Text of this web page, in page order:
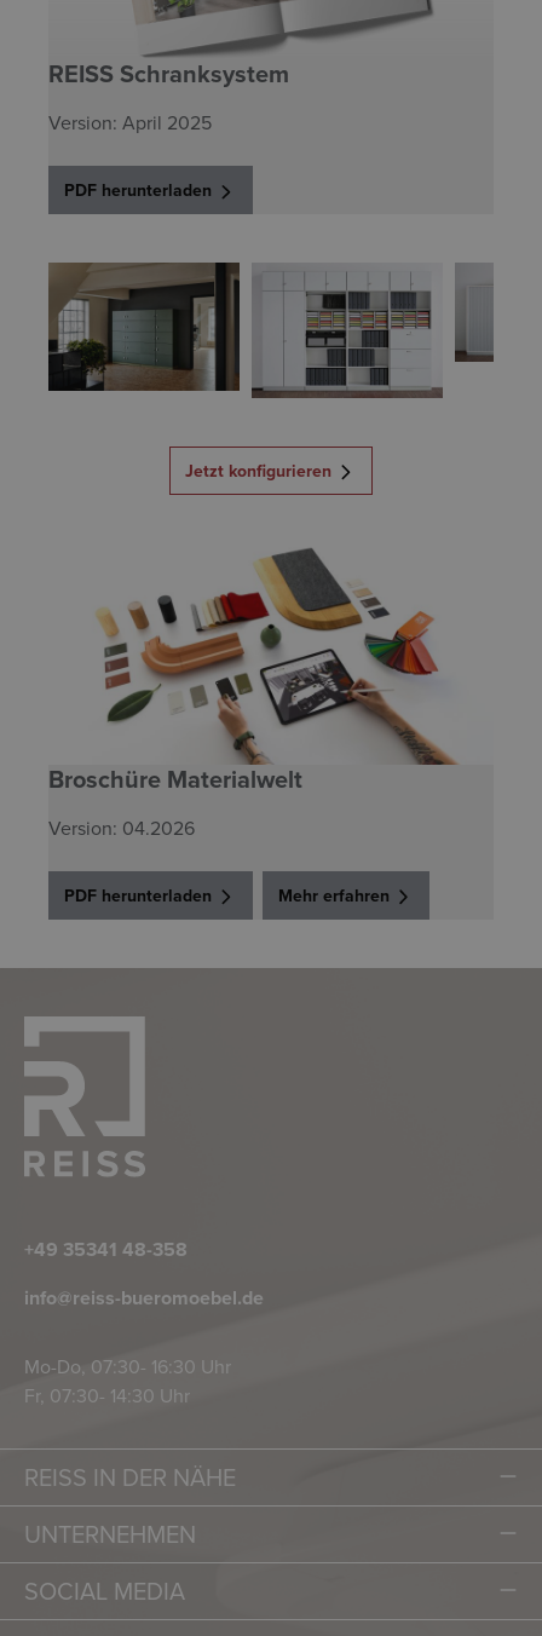
REISS Schranksystem
Version: April 2025
PDF herunterladen
Jetzt konfigurieren
Broschüre Materialwelt
Version: 04.2026
PDF herunterladen Mehr erfahren
+49 35341 48-358
info@reiss-bueromoebel.de
Mo-Do, 07:30- 16:30 Uhr
Fr, 07:30- 14:30 Uhr
REISS IN DER NÄHE
UNTERNEHMEN
SOCIAL MEDIA